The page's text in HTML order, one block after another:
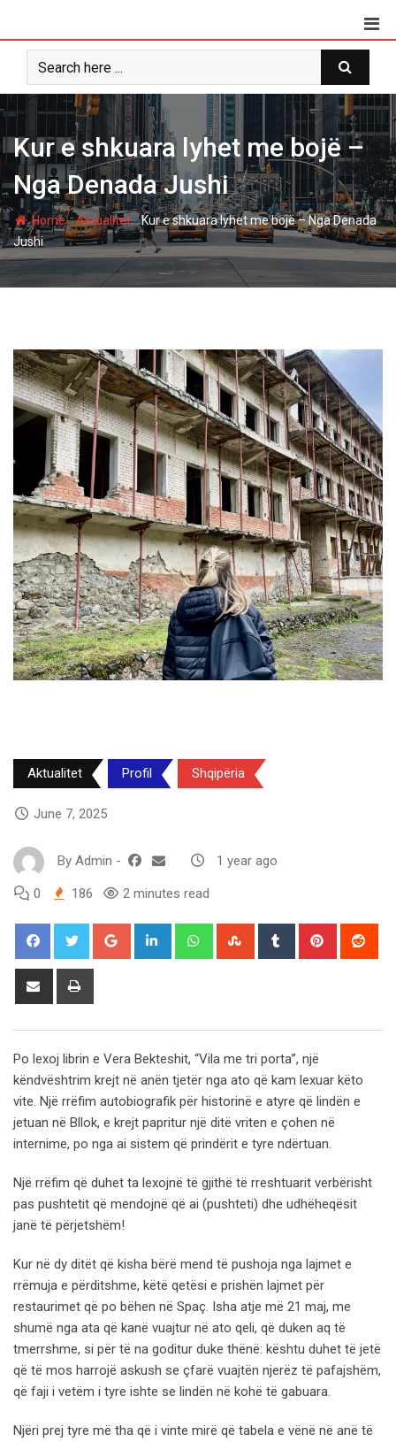
content
Kur e shkuara lyhet me bojë –
Nga Denada Jushi
Home-Aktualitet-Kur e shkuara lyhet me bojë – Nga Denada
Jushi
Aktualitet Profil Shqipëria
June 7, 2025
By Admin - 1 year ago
0 186 2 minutes read
Google+ LinkedIn WhatsappStumbleUpon
Tumblr Pinterest
Share
Po lexoj librin e Vera Bekteshit, “Vila me tri porta”, një
këndvështrim krejt në anën tjetër nga ato që kam lexuar këto
vite. Një rrëfim autobiografik për historinë e atyre që lindën e
jetuan në Bllok, e krejt papritur një ditë vriten e çohen në
internime, po nga ai sistem që prindërit e tyre ndërtuan.
Një rrëfim që duhet ta lexojnë të gjithë të rreshtuarit verbërisht
pas pushtetit që mendojnë që ai (pushteti) dhe udhëheqësit
janë të përjetshëm!
Kur në dy ditët që kisha bërë mend të pushoja nga lajmet e
rrëmuja e përditshme, këtë qetësi e prishën lajmet për
restaurimet që po bëhen në Spaç. Isha atje më 21 maj, me
shumë nga ata që kanë vuajtur në ato qeli, që duken aq të
tmerrshme, si për të na goditur duke thënë: kështu duhet të jetë
që të mos harrojë askush se çfarë vuajtën njerëz të pafajshëm,
që faji i vetëm i tyre ishte se lindën në kohë të gabuara.
Njëri prej tyre më tha që i vinte mirë që tabela e vënë në anë të